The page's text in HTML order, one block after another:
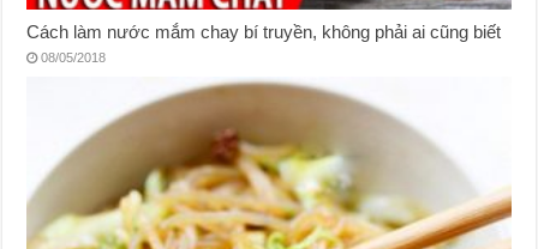
Cách làm nước mắm chay bí truyền, không phải ai cũng biết
08/05/2018